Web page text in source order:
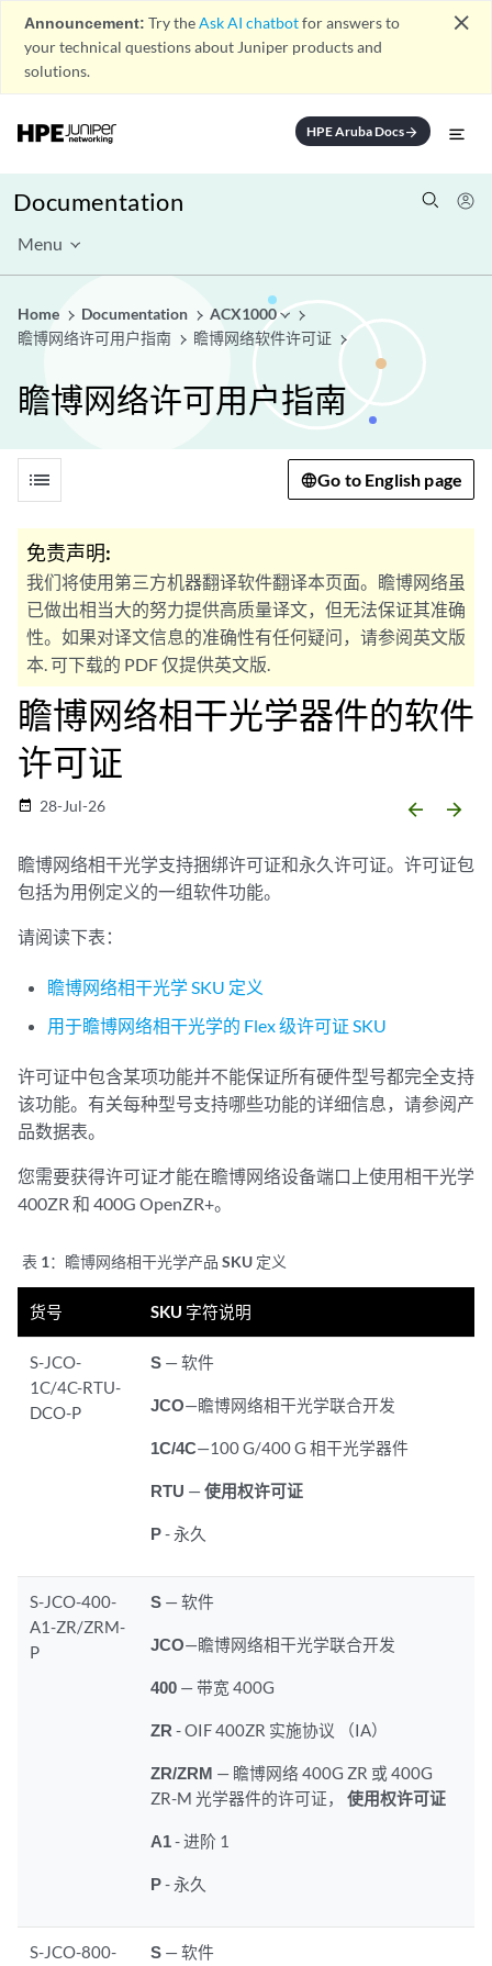
Announcement: Try theAsk AI chatbotfor answers to
your technical questions about Juniper products and
solutions.
close
HPE Aruba Docsarrow_forward
Documentation
Menu
Home Documentation
ACX1000
瞻博网络许可用户指南
瞻博网络软件许可证
瞻博网络许可用户指南
list Go to English page
免责声明:
我们将使用第三方机器翻译软件翻译本页面。瞻博网络虽
已做出相当大的努力提供高质量译文，但无法保证其准确
性。如果对译文信息的准确性有任何疑问，请参阅英文版
本. 可下载的 PDF 仅提供英文版.
瞻博网络相干光学器件的软件
许可证
date_range 28-Jul-26 arrow_backward arrow_forward
瞻博网络相干光学支持捆绑许可证和永久许可证。许可证包
包括为用例定义的一组软件功能。
请阅读下表：
瞻博网络相干光学 SKU 定义
用于瞻博网络相干光学的 Flex 级许可证 SKU
许可证中包含某项功能并不能保证所有硬件型号都完全支持
该功能。有关每种型号支持哪些功能的详细信息，请参阅产
品数据表。
您需要获得许可证才能在瞻博网络设备端口上使用相干光学
400ZR 和 400G OpenZR+。
表 1： 瞻博网络相干光学产品 SKU 定义
货号 SKU 字符说明
S-JCO-
1C/4C-RTU-
DCO-P
S — 软件
JCO—瞻博网络相干光学联合开发
1C/4C—100 G/400 G 相干光学器件
RTU —使用权许可证
P- 永久
S-JCO-400-
A1-ZR/ZRM-
P
S — 软件
JCO—瞻博网络相干光学联合开发
400 — 带宽 400G
ZR - OIF 400ZR 实施协议 （IA）
ZR/ZRM — 瞻博网络 400G ZR 或 400G
ZR-M 光学器件的许可证，使用权许可证
A1- 进阶 1
P- 永久
S-JCO-800-
S — 软件